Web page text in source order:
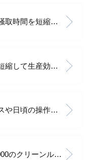
【硬い結晶の掻取時間を短縮したい】MARKⅢβ
【ろ過時間を短縮して生産効率を上げたい】MARKⅢβ
【メンテナンスや日頃の操作を行いやすくしたい】MARKⅢβ
【クラス100,000のクリーンルームで使いたい】MARKⅢβ